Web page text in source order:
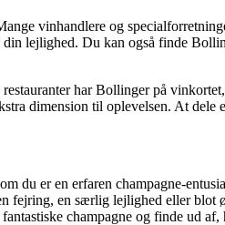
vinhandlere og
lejlighed. Du kan også finde
har Bollinger på
dimension til oplevelsen. At
du er en erfaren champagne-
fejring, en særlig lejlighed eller
champagne og finde ud